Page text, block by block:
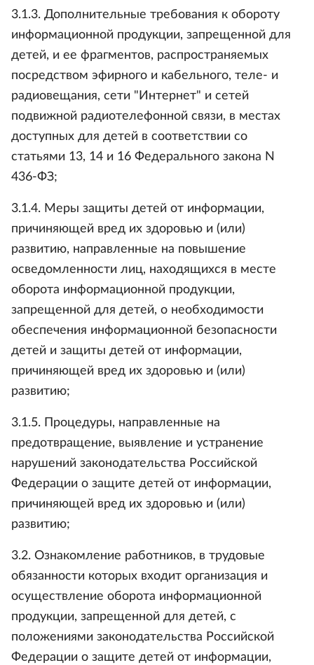
3.1.3. Дополнительные требования к обороту
информационной продукции, запрещенной для
детей, и ее фрагментов, распространяемых
посредством эфирного и кабельного, теле- и
радиовещания, сети "Интернет" и сетей
подвижной радиотелефонной связи, в местах
доступных для детей в соответствии со
статьями 13, 14 и 16 Федерального закона N
436-ФЗ;
3.1.4. Меры защиты детей от информации,
причиняющей вред их здоровью и (или)
развитию, направленные на повышение
осведомленности лиц, находящихся в месте
оборота информационной продукции,
запрещенной для детей, о необходимости
обеспечения информационной безопасности
детей и защиты детей от информации,
причиняющей вред их здоровью и (или)
развитию;
3.1.5. Процедуры, направленные на
предотвращение, выявление и устранение
нарушений законодательства Российской
Федерации о защите детей от информации,
причиняющей вред их здоровью и (или)
развитию;
3.2. Ознакомление работников, в трудовые
обязанности которых входит организация и
осуществление оборота информационной
продукции, запрещенной для детей, с
положениями законодательства Российской
Федерации о защите детей от информации,